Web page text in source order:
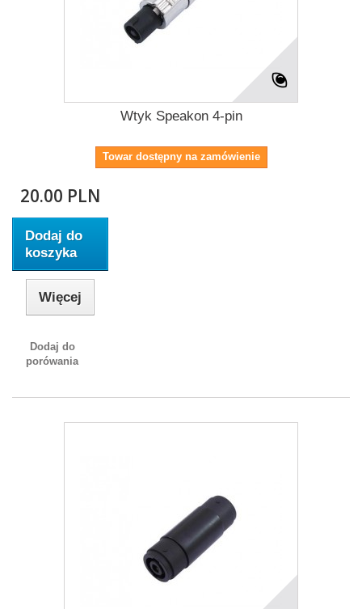
Wtyk Speakon 4-pin
Towar dostępny na zamówienie
20.00 PLN
Dodaj do
koszyka
Więcej
Dodaj do
porówania